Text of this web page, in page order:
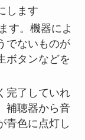
します
す。機器によ
でないものが
ボタンなどを
完了していれ
補聴器から音
青色に点灯し